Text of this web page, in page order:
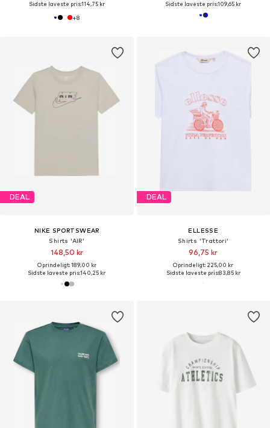
Sidste laveste pris:114,75 kr
+8
Sidste laveste pris:109,65 kr
DEAL
NIKE SPORTSWEAR
Shirts 'AIR'
148,50 kr
Oprindeligt: 189,00 kr
Sidste laveste pris:140,25 kr
DEAL
ELLESSE
Shirts 'Trattori'
96,75 kr
Oprindeligt: 225,00 kr
Sidste laveste pris:83,85 kr